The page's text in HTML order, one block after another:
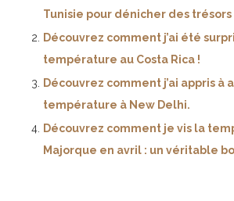
Tunisie pour dénicher des trésors
Découvrez comment j’ai été
température au Costa Rica !
Découvrez comment j’ai appris à
température à New Delhi.
Découvrez comment je vis la
Majorque en avril : un véritable